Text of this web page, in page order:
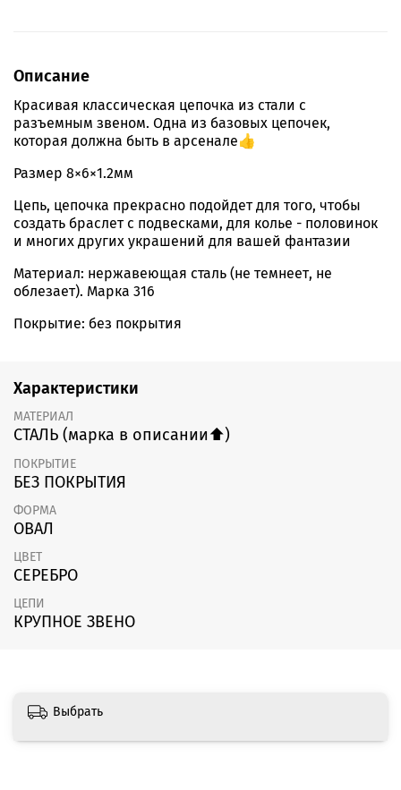
Описание
Красивая классическая цепочка из стали с
разъемным звеном. Одна из базовых цепочек,
которая должна быть в арсенале👍
Размер 8×6×1.2мм
Цепь, цепочка прекрасно подойдет для того, чтобы
создать браслет с подвесками, для колье - половинок
и многих других украшений для вашей фантазии
Материал: нержавеющая сталь (не темнеет, не
облезает). Марка 316
Покрытие: без покрытия
Характеристики
МАТЕРИАЛ
СТАЛЬ (марка в описании⬆️)
ПОКРЫТИЕ
БЕЗ ПОКРЫТИЯ
ФОРМА
ОВАЛ
ЦВЕТ
СЕРЕБРО
ЦЕПИ
КРУПНОЕ ЗВЕНО
Выбрать